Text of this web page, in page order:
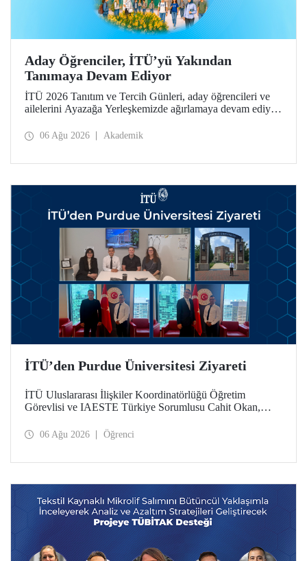
Aday Öğrenciler, İTÜ’yü Yakından
Tanımaya Devam Ediyor
İTÜ 2026 Tanıtım ve Tercih Günleri, aday öğrencileri ve
ailelerini Ayazağa Yerleşkemizde ağırlamaya devam ediyor.
ilgili fakülte ve birimler adaylara bilgi vermeye devam
06 Ağu 2026 Akademik
İTÜ’den Purdue Üniversitesi Ziyareti
İTÜ Uluslararası İlişkiler Koordinatörlüğü Öğretim
Görevlisi ve IAESTE Türkiye Sorumlusu Cahit Okan,
Temmuz tarihlerinde ABD’de dünyanın önde gelen
06 Ağu 2026 Öğrenci